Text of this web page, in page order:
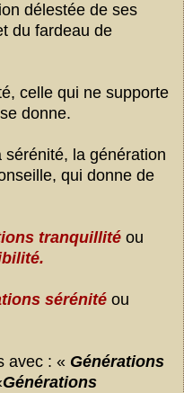
délestée de ses
du fardeau de
celle qui ne supporte
donne.
la génération
qui donne de
tranquillité ou
sérénité ou
avec : « Générations
Générations